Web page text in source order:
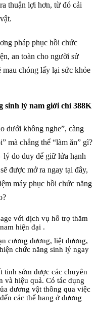
thuận lợi hơn, từ đó cải
pháp phục hồi chức
an toàn cho người sử
mau chóng lấy lại sức khỏe
sinh lý nam giới chỉ 388K
dưới không nghe”, càng
mà chẳng thể “làm ăn” gì?
lý do duy để giữ lửa hạnh
được mở ra ngay tại đây,
máy phục hồi chức năng
với dịch vụ hỗ trợ thăm
hiện đại .
cương dương, liệt dương,
chức năng sinh lý ngay
sớm được các chuyên
và hiệu quả. Có tác dụng
dương vật thông qua việc
các thể hang ở dương